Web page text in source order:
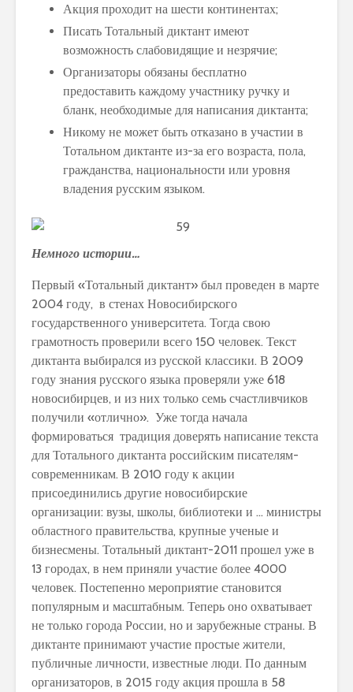
Акция проходит на шести континентах;
Писать Тотальный диктант имеют
возможность слабовидящие и незрячие;
Организаторы обязаны бесплатно
предоставить каждому участнику ручку и
бланк, необходимые для написания диктанта;
Никому не может быть отказано в участии в
Тотальном диктанте из-за его возраста, пола,
гражданства, национальности или уровня
владения русским языком.
Немного истории…
Первый «Тотальный диктант» был проведен в марте
2004 году, в стенах Новосибирского
государственного университета. Тогда свою
грамотность проверили всего 150 человек. Текст
диктанта выбирался из русской классики. В 2009
году знания русского языка проверяли уже 618
новосибирцев, и из них только семь счастливчиков
получили «отлично». Уже тогда начала
формироваться традиция доверять написание текста
для Тотального диктанта российским писателям-
современникам. В 2010 году к акции
присоединились другие новосибирские
организации: вузы, школы, библиотеки и … министры
областного правительства, крупные ученые и
бизнесмены. Тотальный диктант-2011 прошел уже в
13 городах, в нем приняли участие более 4000
человек. Постепенно мероприятие становится
популярным и масштабным. Теперь оно охватывает
не только города России, но и зарубежные страны. В
диктанте принимают участие простые жители,
публичные личности, известные люди. По данным
организаторов, в 2015 году акция прошла в 58